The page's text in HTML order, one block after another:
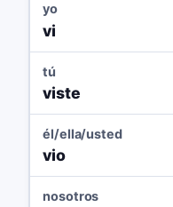
yo
vi
tú
viste
él/ella/usted
vio
nosotros